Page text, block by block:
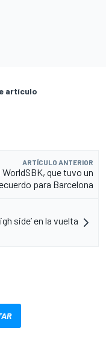
artículo
ARTÍCULO ANTERIOR
que tuvo un
para Barcelona
side’ en la vuelta